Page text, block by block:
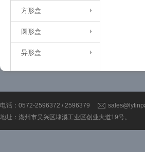
方形盒
圆形盒
异形盒
电话：0572-2596372 / 2596379
地址：湖州市吴兴区埭溪工业区创业大道19号。